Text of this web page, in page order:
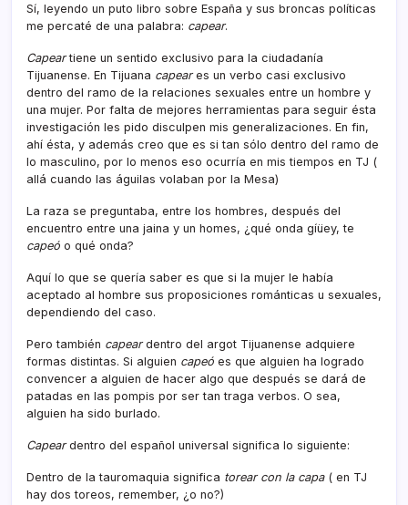
Sí­, leyendo un puto libro sobre España y sus broncas polí­ticas
me percaté de una palabra: capear.
Capeartiene un sentido exclusivo para la ciudadaní­a
Tijuanense. En Tijuana capeares un verbo casi exclusivo
dentro del ramo de la relaciones sexuales entre un hombre y
una mujer. Por falta de mejores herramientas para seguir ésta
investigación les pido disculpen mis generalizaciones. En fin,
ahí­ ésta, y además creo que es si tan sólo dentro del ramo de
lo masculino, por lo menos eso ocurrí­a en mis tiempos en TJ (
allá cuando las águilas volaban por la Mesa)
La raza se preguntaba, entre los hombres, después del
encuentro entre una jaina y un homes, ¿qué onda gíüey, te
capeó o qué onda?
Aquí­ lo que se querí­a saber es que si la mujer le habí­a
aceptado al hombre sus proposiciones románticas u sexuales,
dependiendo del caso.
Pero también capeardentro del argot Tijuanense adquiere
formas distintas. Si alguien capeó es que alguien ha logrado
convencer a alguien de hacer algo que después se dará de
patadas en las pompis por ser tan traga verbos. O sea,
alguien ha sido burlado.
Capeardentro del español universal significa lo siguiente:
Dentro de la tauromaquia significa torear con la capa ( en TJ
hay dos toreos, remember, ¿o no?)